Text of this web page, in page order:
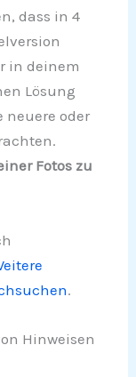
dass in 4
in deinem
Lösung
oder
Fotos zu
.
Hinweisen